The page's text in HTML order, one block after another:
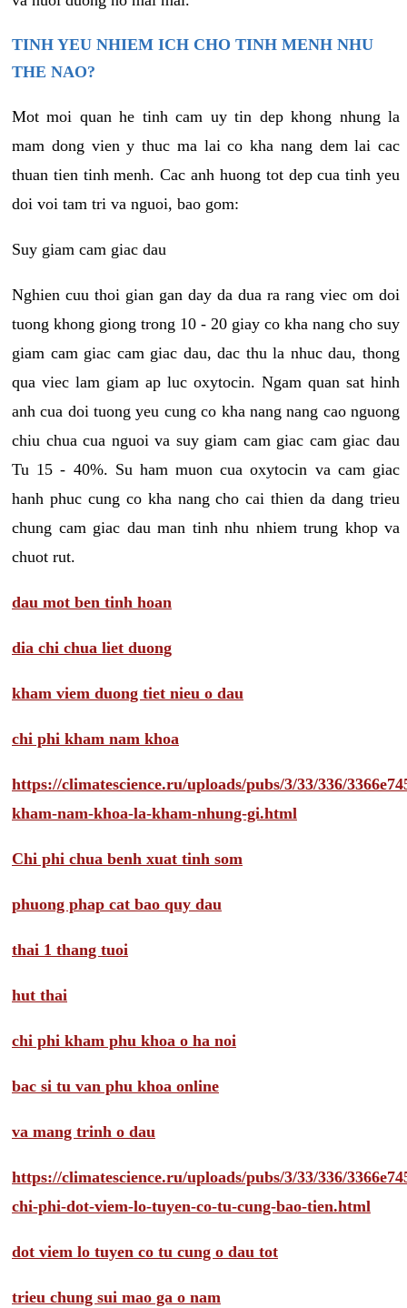
TINH YEU NHIEM ICH CHO TINH MENH NHU
THE NAO?
Mot moi quan he tinh cam uy tin dep khong nhung la
mam dong vien y thuc ma lai co kha nang dem lai cac
thuan tien tinh menh. Cac anh huong tot dep cua tinh yeu
doi voi tam tri va nguoi, bao gom:
Suy giam cam giac dau
Nghien cuu thoi gian gan day da dua ra rang viec om doi
tuong khong giong trong 10 - 20 giay co kha nang cho suy
giam cam giac cam giac dau, dac thu la nhuc dau, thong
qua viec lam giam ap luc oxytocin. Ngam quan sat hinh
anh cua doi tuong yeu cung co kha nang nang cao nguong
chiu chua cua nguoi va suy giam cam giac cam giac dau
Tu 15 - 40%. Su ham muon cua oxytocin va cam giac
hanh phuc cung co kha nang cho cai thien da dang trieu
chung cam giac dau man tinh nhu nhiem trung khop va
chuot rut.
dau mot ben tinh hoan
dia chi chua liet duong
kham viem duong tiet nieu o dau
chi phi kham nam khoa
https://climatescience.ru/uploads/pubs/3/33/336/
kham-nam-khoa-la-kham-nhung-gi.html
Chi phi chua benh xuat tinh som
phuong phap cat bao quy dau
thai 1 thang tuoi
hut thai
chi phi kham phu khoa o ha noi
bac si tu van phu khoa online
va mang trinh o dau
https://climatescience.ru/uploads/pubs/3/33/336/
chi-phi-dot-viem-lo-tuyen-co-tu-cung-bao-tien.html
dot viem lo tuyen co tu cung o dau tot
trieu chung sui mao ga o nam